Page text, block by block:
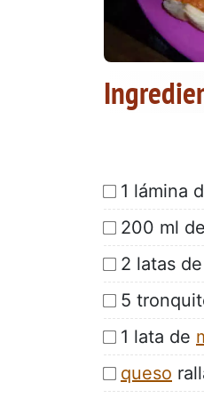
1 lámina
200 ml de
2 latas de
5
1 lata de
queso